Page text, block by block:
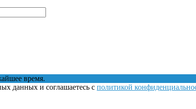
время.
данных и соглашаетесь с политикой